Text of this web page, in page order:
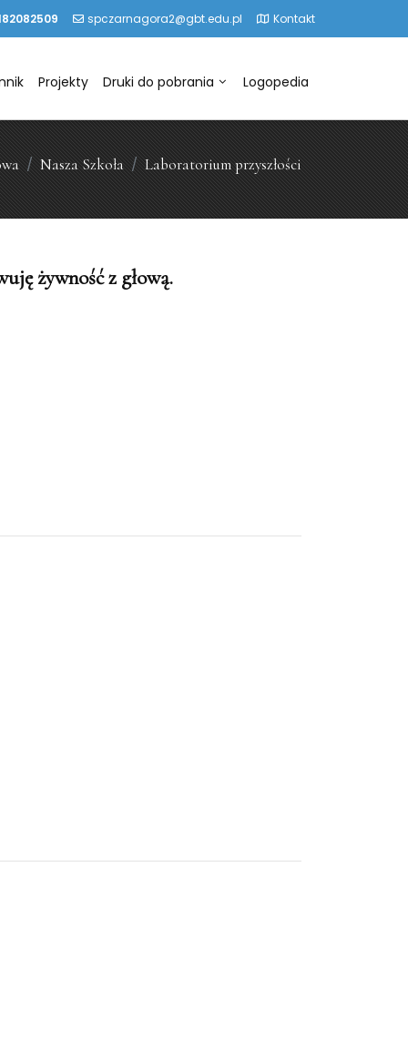
spczarnagora2@gbt.edu.pl Kontakt
Projekty Druki do pobrania Logopedia
Nasza Szkoła Laboratorium przyszłości
żywność z głową.